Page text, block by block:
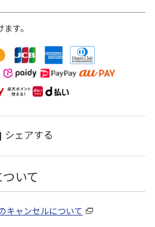
す。
シェアする
いて
キャンセルについて